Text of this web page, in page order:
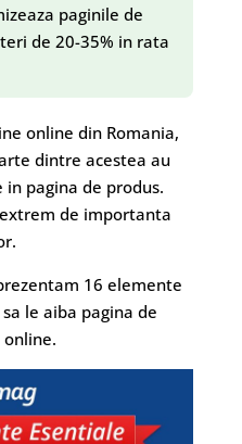
paginile de
de 20-35% in rata
online din Romania,
dintre acestea au
pagina de produs.
de importanta
16 elemente
le aiba pagina de